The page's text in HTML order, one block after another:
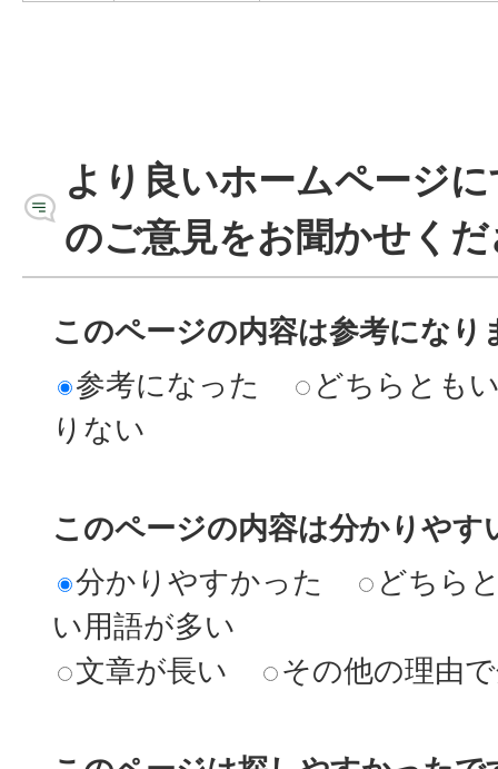
より良いホームページ
のご意見をお聞かせく
このページの内容は参考になり
参考になった
どちらとも
りない
このページの内容は分かりやす
分かりやすかった
どちら
い用語が多い
文章が長い
その他の理由